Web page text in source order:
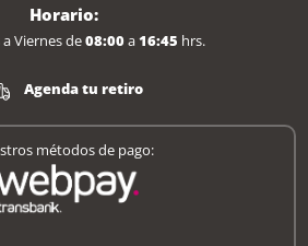
Horario:
Viernes de08:00a16:45 hrs.
Agenda tu retiro
métodos de pago: